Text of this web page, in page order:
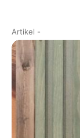
Artikel -